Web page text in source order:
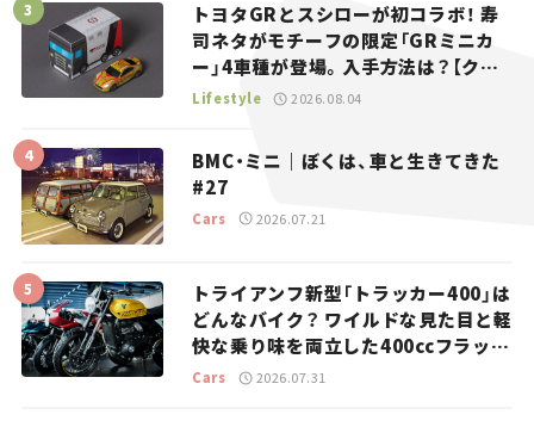
トヨタGRとスシローが初コラボ！ 寿
司ネタがモチーフの限定「GRミニカ
ー」4車種が登場。入手方法は？【クル
マとホビー】
Lifestyle 2026.08.04
BMC・ミニ｜ぼくは、車と生きてきた
#27
Cars 2026.07.21
トライアンフ新型「トラッカー400」は
どんなバイク？ ワイルドな見た目と軽
快な乗り味を両立した400ccフラット
トラッカー【試乗レビュー】
Cars 2026.07.31